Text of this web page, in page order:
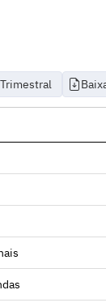
Trimestral